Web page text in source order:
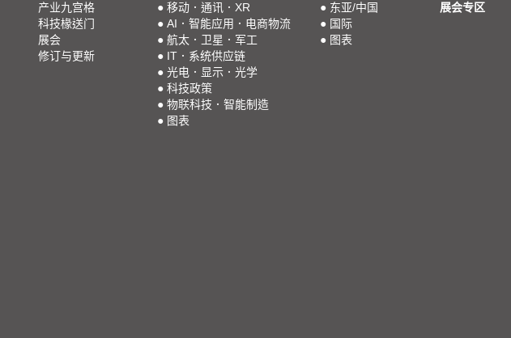
产业九宫格
科技椽送门
展会
修订与更新
● 移动．通讯．XR
● AI．智能应用．电商物流
● 航太．卫星．军工
● IT．系统供应链
● 光电．显示．光学
● 科技政策
● 物联科技．智能制造
● 图表
● 东亚/中国
● 国际
● 图表
展会专区